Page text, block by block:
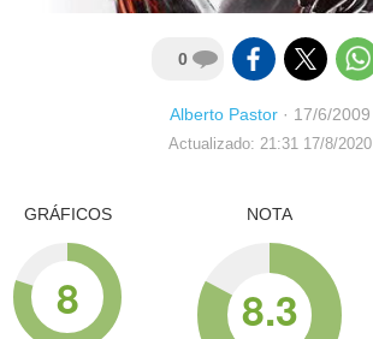
0
Alberto Pastor· 17/6/2009
Actualizado: 21:31 17/8/2020
GRÁFICOS
8
NOTA
8.3